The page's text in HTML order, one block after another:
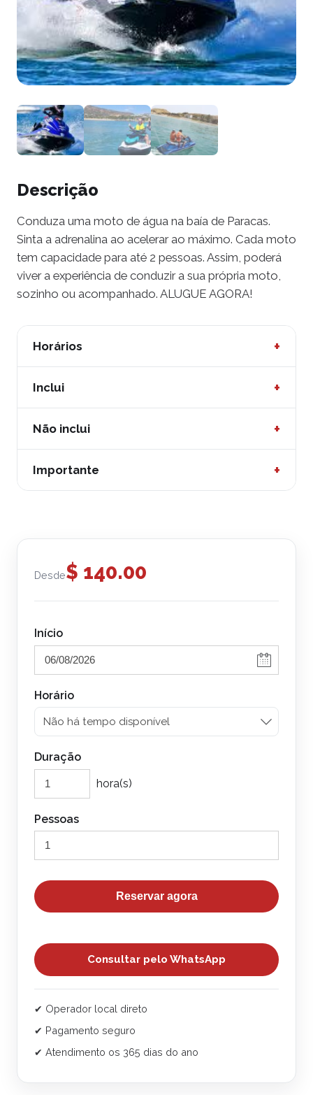
Descrição
Conduza uma moto de água na baía de Paracas.
Sinta a adrenalina ao acelerar ao máximo. Cada moto
tem capacidade para até 2 pessoas. Assim, poderá
viver a experiência de conduzir a sua própria moto,
sozinho ou acompanhado. ALUGUE AGORA!
Horários +
Inclui +
Colete salva-vidas.
Instruções de utilização.
Não inclui +
Fotos / vídeos
Importante +
Desde$ 140.00
Início
Horário
Duração
hora(s)
Pessoas
Reservar agora
Consultar pelo WhatsApp
✔ Operador local direto
✔ Pagamento seguro
✔ Atendimento os 365 dias do ano